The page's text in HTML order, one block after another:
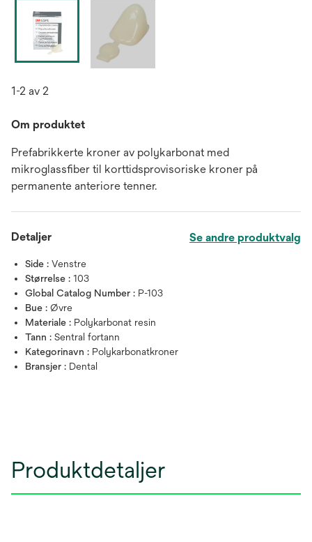
1-2 av 2
Om produktet
Prefabrikkerte kroner av polykarbonat med
mikroglassfiber til korttidsprovisoriske kroner på
permanente anteriore tenner.
Detaljer Se andre produktvalg
Side : Venstre
Størrelse : 103
Global Catalog Number : P-103
Bue : Øvre
Materiale : Polykarbonat resin
Tann : Sentral fortann
Kategorinavn : Polykarbonatkroner
Bransjer : Dental
Produktdetaljer